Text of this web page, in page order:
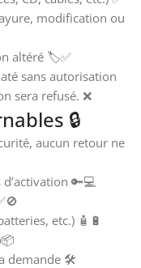
modification ou
altéré 🏷️✅
sans autorisation
sera refusé. ❌
🔒
aucun retour ne
🔑💻
etc.) 🧴🔋
demande 🛠️